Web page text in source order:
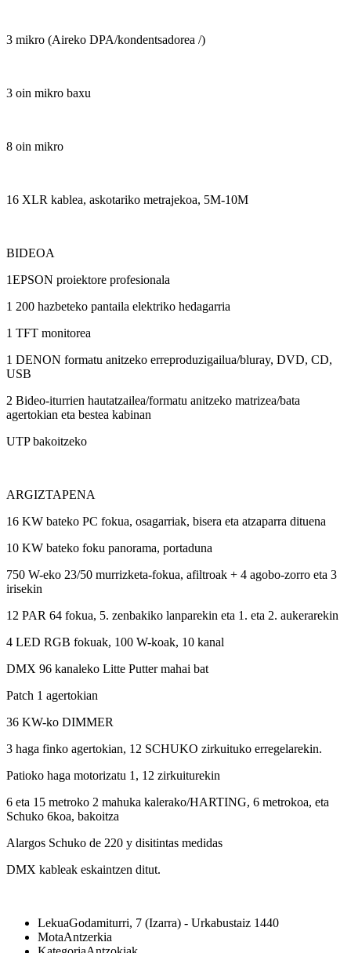
3 mikro (Aireko DPA/kondentsadorea /)
3 oin mikro baxu
8 oin mikro
16 XLR kablea, askotariko metrajekoa, 5M-10M
BIDEOA
1EPSON proiektore profesionala
1 200 hazbeteko pantaila elektriko hedagarria
1 TFT monitorea
1 DENON formatu anitzeko erreproduzigailua/bluray, DVD, CD,
USB
2 Bideo-iturrien hautatzailea/formatu anitzeko matrizea/bata
agertokian eta bestea kabinan
UTP bakoitzeko
ARGIZTAPENA
16 KW bateko PC fokua, osagarriak, bisera eta atzaparra dituena
10 KW bateko foku panorama, portaduna
750 W-eko 23/50 murrizketa-fokua, afiltroak + 4 agobo-zorro eta 3
irisekin
12 PAR 64 fokua, 5. zenbakiko lanparekin eta 1. eta 2. aukerarekin
4 LED RGB fokuak, 100 W-koak, 10 kanal
DMX 96 kanaleko Litte Putter mahai bat
Patch 1 agertokian
36 KW-ko DIMMER
3 haga finko agertokian, 12 SCHUKO zirkuituko erregelarekin.
Patioko haga motorizatu 1, 12 zirkuiturekin
6 eta 15 metroko 2 mahuka kalerako/HARTING, 6 metrokoa, eta
Schuko 6koa, bakoitza
Alargos Schuko de 220 y disitintas medidas
DMX kableak eskaintzen ditut.
LekuaGodamiturri, 7 (Izarra) - Urkabustaiz 1440
MotaAntzerkia